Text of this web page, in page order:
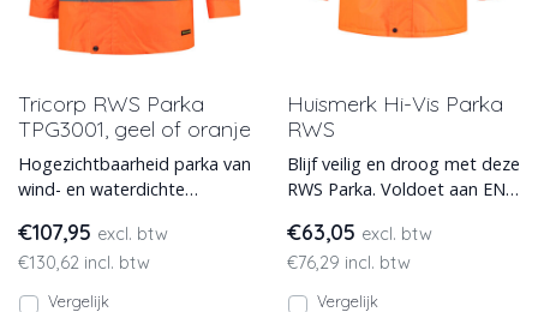
Tricorp RWS Parka
TPG3001, geel of oranje
Hogezichtbaarheid parka van
wind- en waterdichte
TPG3001. Met uitneembar
€107,95 excl. btw
€130,62 incl. btw
Vergelijk
Huismerk Hi-Vis Parka
RWS
Blijf veilig en droog met deze
RWS Parka. Voldoet aan EN
normering.
€63,05 excl. btw
€76,29 incl. btw
Vergelijk